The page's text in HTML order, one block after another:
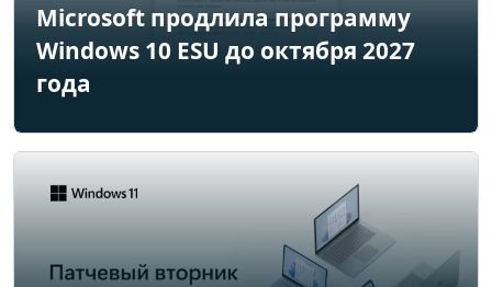
Microsoft продлила программу
Windows 10 ESU до октября 2027
года